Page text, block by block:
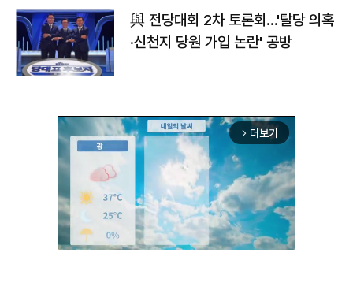
與 전당대회 2차 토론회…'탈당 의혹
·신천지 당원 가입 논란' 공방
arrow_forward_ios 더보기